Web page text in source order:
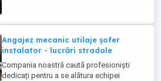
Angajez mecanic utilaje șofer
instalator - lucrări stradale
Compania noastră caută profesioniști
dedicați pentru a se alătura echipei